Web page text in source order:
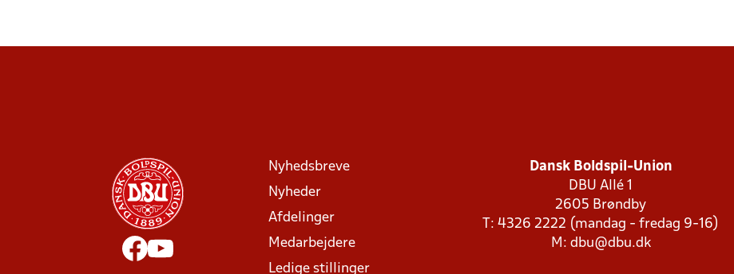
Nyhedsbreve
Nyheder
Afdelinger
Medarbejdere
Ledige stillinger
Dansk Boldspil-Union
DBU Allé 1
2605 Brøndby
T: 4326 2222 (mandag - fredag 9-16)
M: dbu@dbu.dk